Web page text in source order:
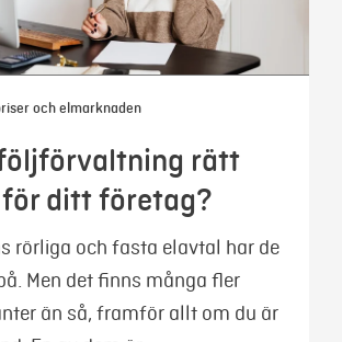
och elmarknaden
rätt
ditt företag?
rörliga och fasta elavtal har de
Men det finns många fler
än så, framför allt om du är